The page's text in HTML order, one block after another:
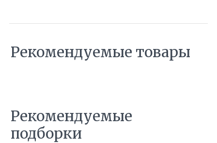
Рекомендуемые товары
Рекомендуемые
подборки